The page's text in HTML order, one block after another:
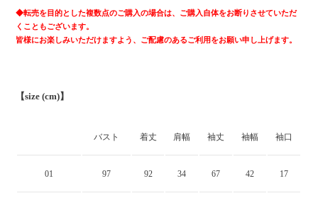
◆転売を目的とした複数点のご購入の場合は、ご購入自体をお断りさせていただ
くこともございます。
皆様にお楽しみいただけますよう、ご配慮のあるご利用をお願い申し上げます。
【size (cm)】
バスト 着丈 肩幅 袖丈 袖幅 袖口
01 97 92 34 67 42 17